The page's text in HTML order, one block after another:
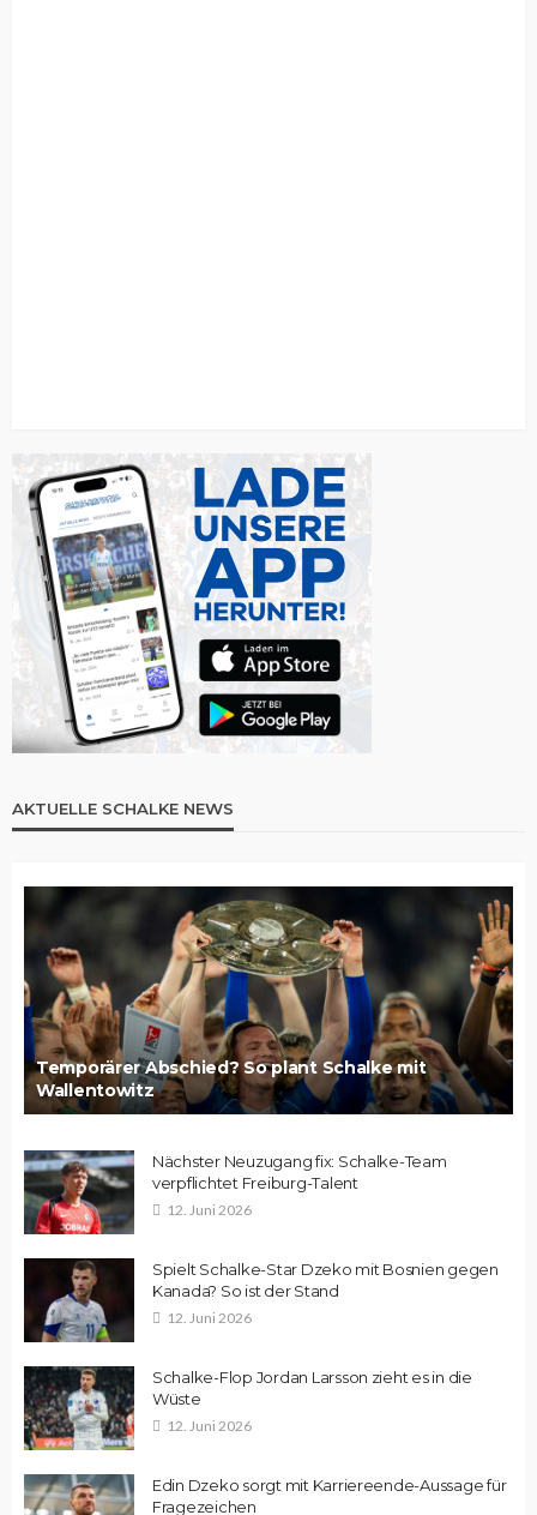
AKTUELLE SCHALKE NEWS
Temporärer Abschied? So plant Schalke mit
Wallentowitz
Nächster Neuzugang fix: Schalke-Team
verpflichtet Freiburg-Talent
12. Juni 2026
Spielt Schalke-Star Dzeko mit Bosnien gegen
Kanada? So ist der Stand
12. Juni 2026
Schalke-Flop Jordan Larsson zieht es in die
Wüste
12. Juni 2026
Edin Dzeko sorgt mit Karriereende-Aussage für
Fragezeichen